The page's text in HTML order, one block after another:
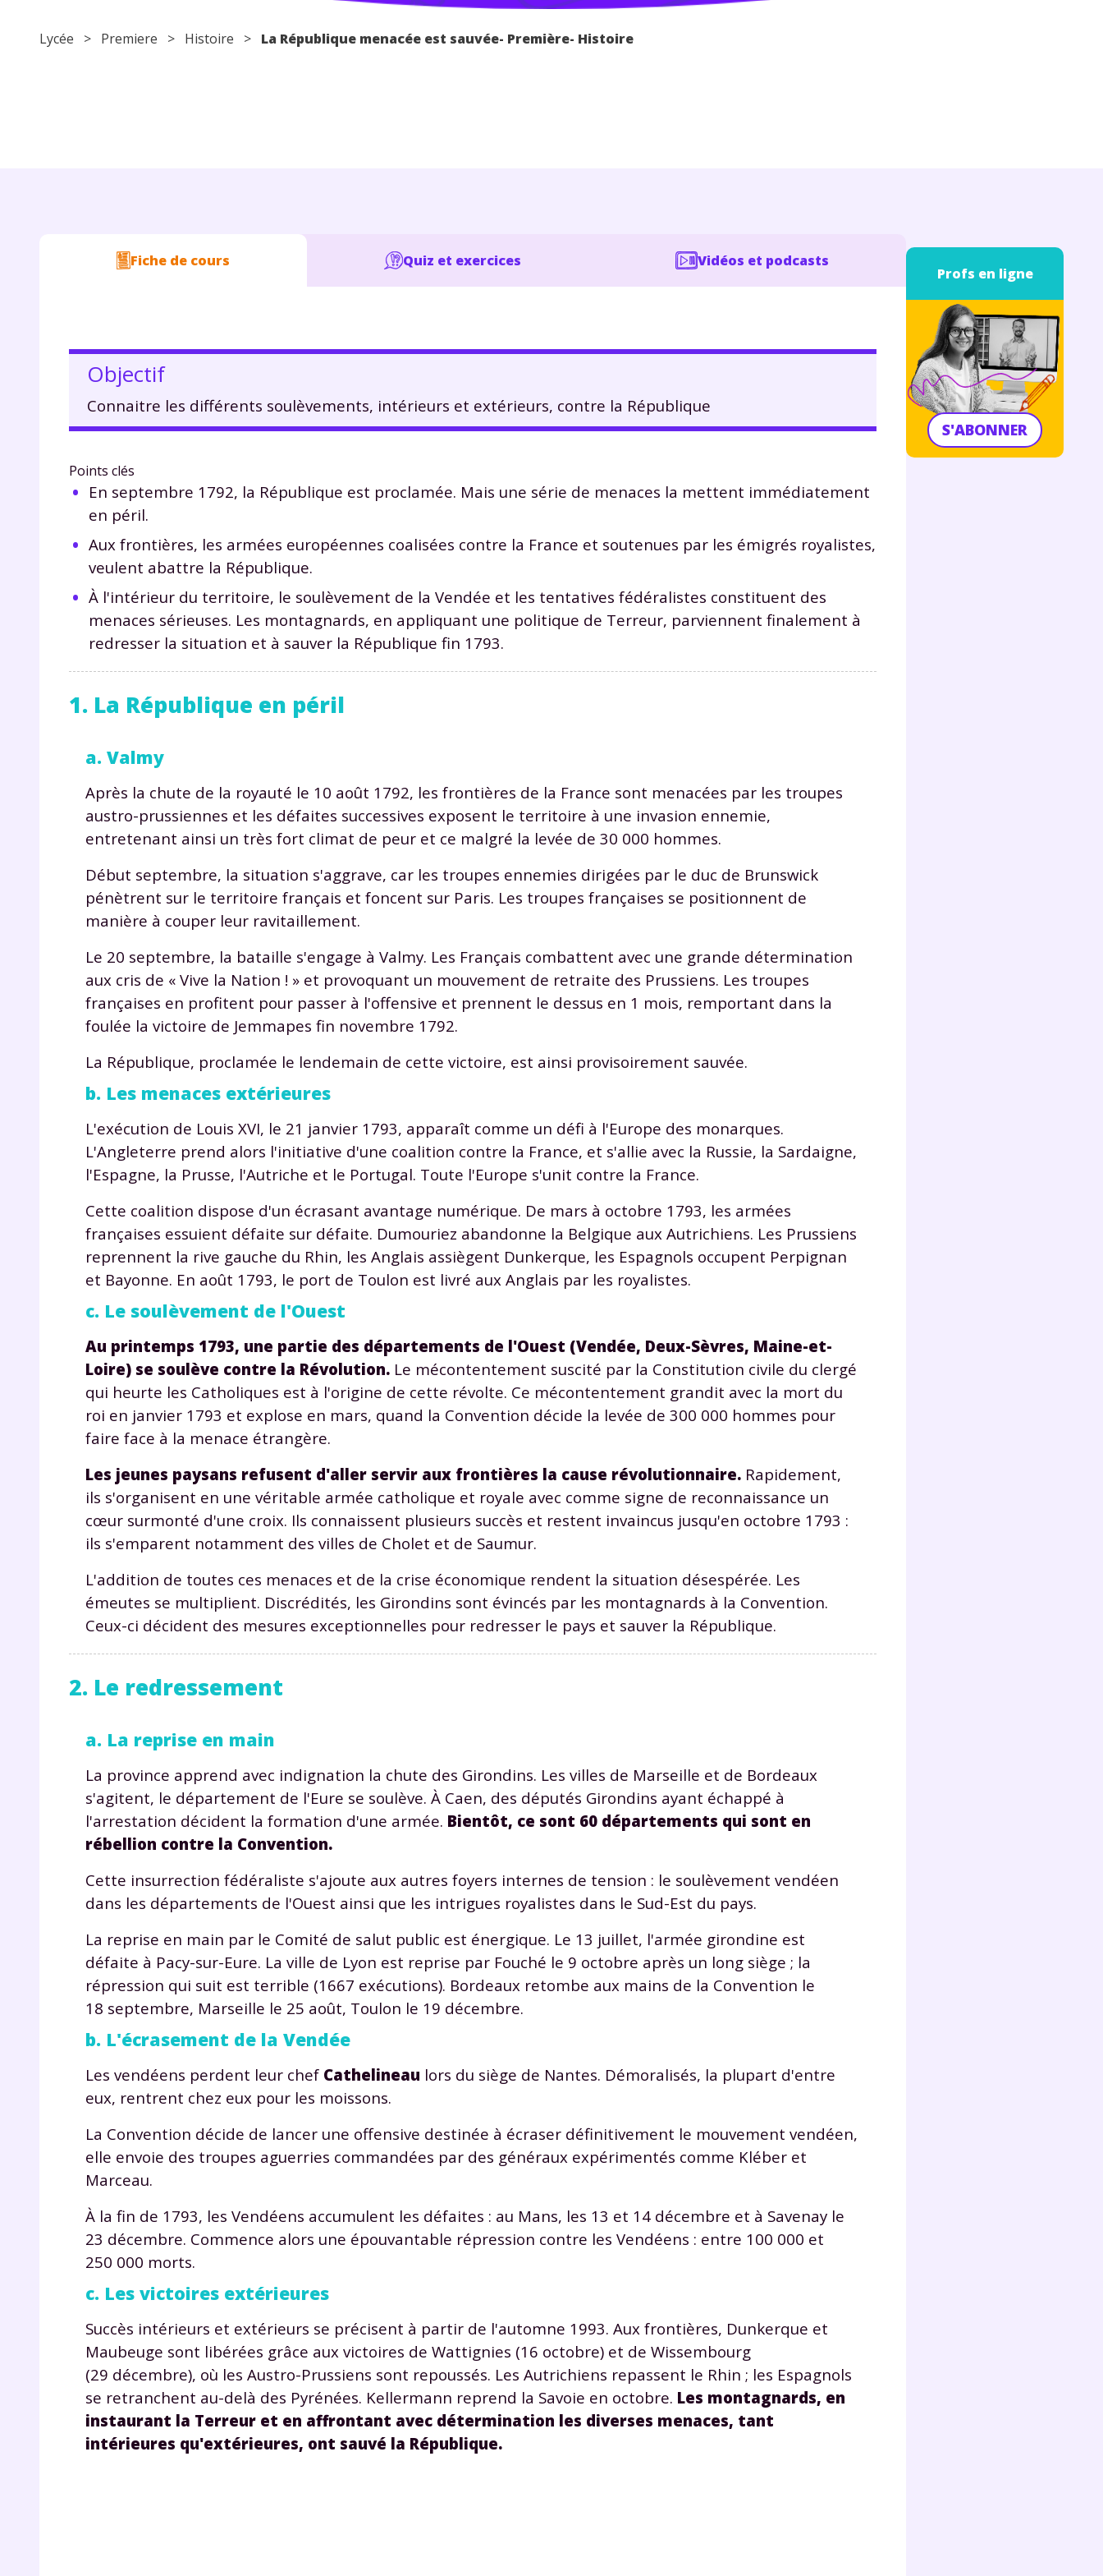
Lycée > Premiere > Histoire > La République menacée est sauvée- Première- Histoire
Fiche de cours Quiz et exercices Vidéos et podcasts
Objectif
Connaitre les différents soulèvements, intérieurs et extérieurs, contre la République
Points clés
En septembre 1792, la République est proclamée. Mais une série de menaces la mettent immédiatement
en péril.
Aux frontières, les armées européennes coalisées contre la France et soutenues par les émigrés royalistes,
veulent abattre la République.
À l'intérieur du territoire, le soulèvement de la Vendée et les tentatives fédéralistes constituent des
menaces sérieuses. Les montagnards, en appliquant une politique de Terreur, parviennent finalement à
redresser la situation et à sauver la République fin 1793.
1. La République en péril
a. Valmy
Après la chute de la royauté le 10 août 1792, les frontières de la France sont menacées par les troupes
austro-prussiennes et les défaites successives exposent le territoire à une invasion ennemie,
entretenant ainsi un très fort climat de peur et ce malgré la levée de 30 000 hommes.
Début septembre, la situation s'aggrave, car les troupes ennemies dirigées par le duc de Brunswick
pénètrent sur le territoire français et foncent sur Paris. Les troupes françaises se positionnent de
manière à couper leur ravitaillement.
Le 20 septembre, la bataille s'engage à Valmy. Les Français combattent avec une grande détermination
aux cris de « Vive la Nation ! » et provoquant un mouvement de retraite des Prussiens. Les troupes
françaises en profitent pour passer à l'offensive et prennent le dessus en 1 mois, remportant dans la
foulée la victoire de Jemmapes fin novembre 1792.
La République, proclamée le lendemain de cette victoire, est ainsi provisoirement sauvée.
b. Les menaces extérieures
L'exécution de Louis XVI, le 21 janvier 1793, apparaît comme un défi à l'Europe des monarques.
L'Angleterre prend alors l'initiative d'une coalition contre la France, et s'allie avec la Russie, la Sardaigne,
l'Espagne, la Prusse, l'Autriche et le Portugal. Toute l'Europe s'unit contre la France.
Cette coalition dispose d'un écrasant avantage numérique. De mars à octobre 1793, les armées
françaises essuient défaite sur défaite. Dumouriez abandonne la Belgique aux Autrichiens. Les Prussiens
reprennent la rive gauche du Rhin, les Anglais assiègent Dunkerque, les Espagnols occupent Perpignan
et Bayonne. En août 1793, le port de Toulon est livré aux Anglais par les royalistes.
c. Le soulèvement de l'Ouest
Au printemps 1793, une partie des départements de l'Ouest (Vendée, Deux-Sèvres, Maine-et-
Loire) se soulève contre la Révolution. Le mécontentement suscité par la Constitution civile du clergé
qui heurte les Catholiques est à l'origine de cette révolte. Ce mécontentement grandit avec la mort du
roi en janvier 1793 et explose en mars, quand la Convention décide la levée de 300 000 hommes pour
faire face à la menace étrangère.
Les jeunes paysans refusent d'aller servir aux frontières la cause révolutionnaire. Rapidement,
ils s'organisent en une véritable armée catholique et royale avec comme signe de reconnaissance un
cœur surmonté d'une croix. Ils connaissent plusieurs succès et restent invaincus jusqu'en octobre 1793 :
ils s'emparent notamment des villes de Cholet et de Saumur.
L'addition de toutes ces menaces et de la crise économique rendent la situation désespérée. Les
émeutes se multiplient. Discrédités, les Girondins sont évincés par les montagnards à la Convention.
Ceux-ci décident des mesures exceptionnelles pour redresser le pays et sauver la République.
2. Le redressement
a. La reprise en main
La province apprend avec indignation la chute des Girondins. Les villes de Marseille et de Bordeaux
s'agitent, le département de l'Eure se soulève. À Caen, des députés Girondins ayant échappé à
l'arrestation décident la formation d'une armée. Bientôt, ce sont 60 départements qui sont en
rébellion contre la Convention.
Cette insurrection fédéraliste s'ajoute aux autres foyers internes de tension : le soulèvement vendéen
dans les départements de l'Ouest ainsi que les intrigues royalistes dans le Sud-Est du pays.
La reprise en main par le Comité de salut public est énergique. Le 13 juillet, l'armée girondine est
défaite à Pacy-sur-Eure. La ville de Lyon est reprise par Fouché le 9 octobre après un long siège ; la
répression qui suit est terrible (1667 exécutions). Bordeaux retombe aux mains de la Convention le
18 septembre, Marseille le 25 août, Toulon le 19 décembre.
b. L'écrasement de la Vendée
Les vendéens perdent leur chef Cathelineau lors du siège de Nantes. Démoralisés, la plupart d'entre
eux, rentrent chez eux pour les moissons.
La Convention décide de lancer une offensive destinée à écraser définitivement le mouvement vendéen,
elle envoie des troupes aguerries commandées par des généraux expérimentés comme Kléber et
Marceau.
À la fin de 1793, les Vendéens accumulent les défaites : au Mans, les 13 et 14 décembre et à Savenay le
23 décembre. Commence alors une épouvantable répression contre les Vendéens : entre 100 000 et
250 000 morts.
c. Les victoires extérieures
Succès intérieurs et extérieurs se précisent à partir de l'automne 1993. Aux frontières, Dunkerque et
Maubeuge sont libérées grâce aux victoires de Wattignies (16 octobre) et de Wissembourg
(29 décembre), où les Austro-Prussiens sont repoussés. Les Autrichiens repassent le Rhin ; les Espagnols
se retranchent au-delà des Pyrénées. Kellermann reprend la Savoie en octobre. Les montagnards, en
instaurant la Terreur et en affrontant avec détermination les diverses menaces, tant
intérieures qu'extérieures, ont sauvé la République.
Profs en ligne
S'ABONNER
Fermer
Envie de progresser et de
réussir votre année scolaire ?
Testez gratuitement pendant 24h
notre plateforme de soutien scolaire !
podcasts de révisions
Unespace dédié aux
parents pour suivre les
progrès
Des profs expérimentés
disponibles à la demande
par tchat, audio ou vidéo
TESTER GRATUITEMENT
consentez à ce que vos données à caractère personnel soient traitées par SEJER, sous la
Votre adresse e-mail sera exclusivement utilisée pour vous envoyer notre
newsletter. Vous pourrez vous désinscrire à tout moment, à travers le lien de
désinscription présent dans chaque newsletter. Pour en savoir plus sur la gestion
de vos données personnelles et pour exercer vos droits, vous pouvez consulter